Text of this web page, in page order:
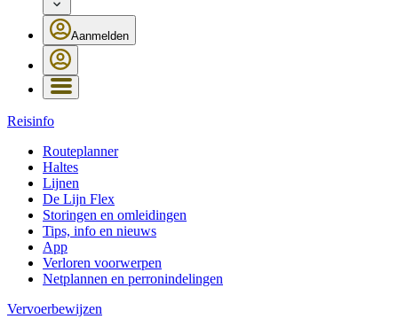
Aanmelden
Reisinfo
Routeplanner
Haltes
Lijnen
De Lijn Flex
Storingen en omleidingen
Tips, info en nieuws
App
Verloren voorwerpen
Netplannen en perronindelingen
Vervoerbewijzen